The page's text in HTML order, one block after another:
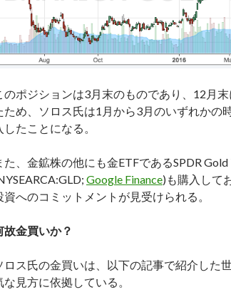
のポジションは3月末のものであり、12月
ため、ソロス氏は1月から3月のいずれかの
したことになる。
た、金鉱株の他にも金ETFであるSPDR Gold
Google Finance)も購入して
資へのコミットメントが見受けられる。
故金買いか？
ロス氏の金買いは、以下の記事で紹介した
な見方に依拠している。